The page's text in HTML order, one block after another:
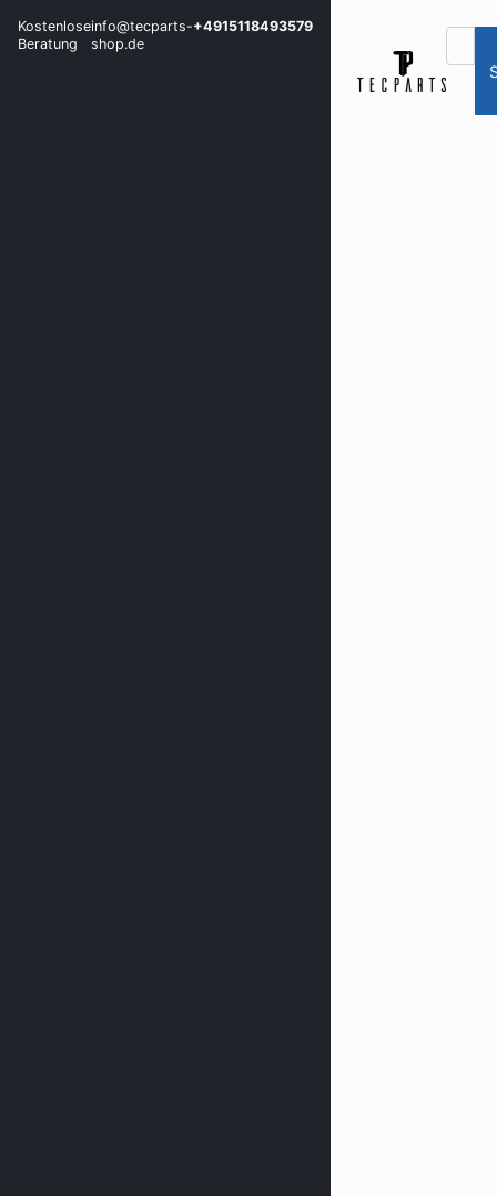
Kostenlose
Beratung
info@tecparts-
shop.de
+4915118493579